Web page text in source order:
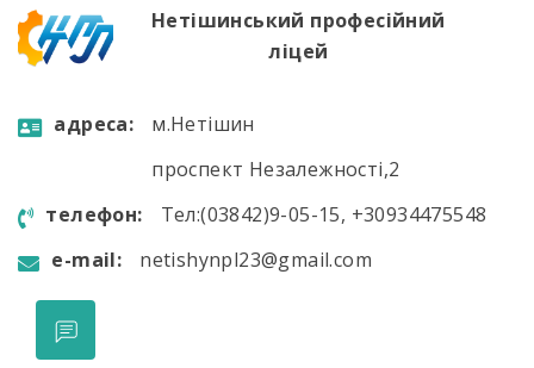
Нетішинський професійний
ліцей
aдресa:
м.Нетішин
проспект Незалежності,2
телефон:
Тел:(03842)9-05-15, +30934475548
e-mail:
netishynpl23@gmail.com